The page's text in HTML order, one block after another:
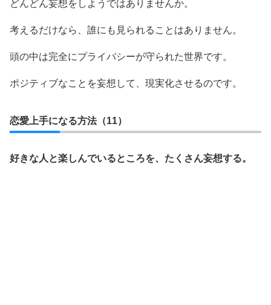
どんどん妄想をしようではありませんか。
考えるだけなら、誰にも見られることはありません。
頭の中は完全にプライバシーが守られた世界です。
ポジティブなことを妄想して、現実化させるのです。
恋愛上手になる方法（11）
好きな人と楽しんでいるところを、たくさん妄想する。